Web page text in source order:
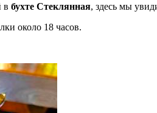
в бухте Стеклянная, здесь мы
около 18 часов.